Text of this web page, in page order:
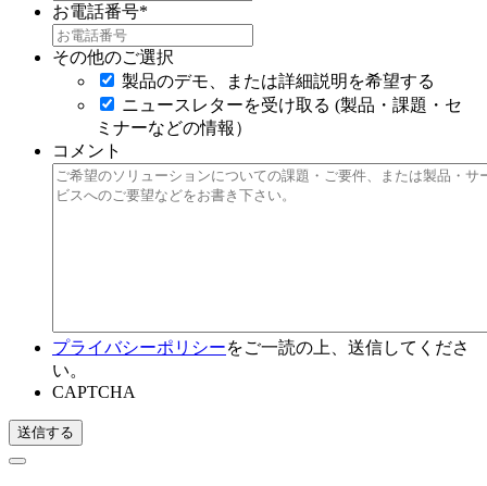
お電話番号*
その他のご選択
製品のデモ、または詳細説明を希望する
ニュースレターを受け取る (製品・課題・セ
ミナーなどの情報）
コメント
プライバシーポリシーをご一読の上、送信してくださ
い。
CAPTCHA